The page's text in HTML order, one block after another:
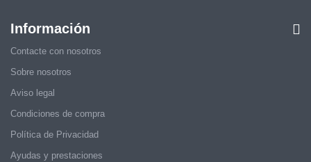
Información
Contacte con nosotros
Sobre nosotros
Aviso legal
Condiciones de compra
Política de Privacidad
Ayudas y prestaciones